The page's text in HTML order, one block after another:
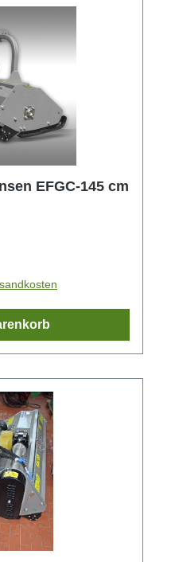
EFGC-145 cm